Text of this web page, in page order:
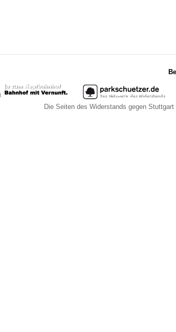
Die Seiten des Widerstands gegen Stuttgart